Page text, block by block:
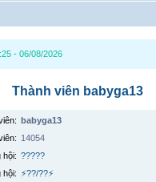
- 06/08/2026
Thành viên babyga13
babyga13
14054
hội: ?????
hội: ⚡??/??⚡